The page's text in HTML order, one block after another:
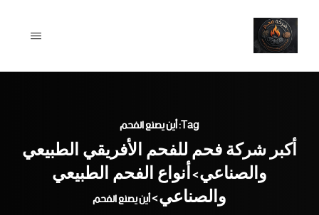
content
Tag: أين يصنع الفحم
أكبر شركة فحم للفحم الأفريقي الطبيعي
والصناعي>أنواع الفحم الطبيعي
والصناعي>أين يصنع الفحم